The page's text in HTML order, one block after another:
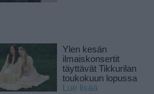
Ylen kesän
ilmaiskonsertit
täyttävät Tikkurilan
toukokuun lopussa
Lue lisää